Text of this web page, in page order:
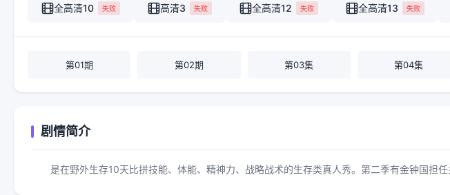
全高清10 失败 高清3 失败 全高清12 失败 全高清13 失败
第01期 第02期 第03集 第04集
剧情简介
是在野外生存10天比拼技能、体能、精神力、战略战术的生存类真人秀。第二季有金钟国担